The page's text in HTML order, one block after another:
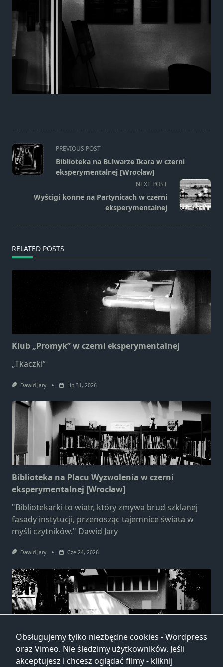
<span
class="nav-
subtitle
reader-
PREVIOUS POST
Biblioteka na Bulwarze Ikara w czerni
eksperymentalnej [Wrocław]
NEXT POST
Wyścigi konne na Partynicach w czerni
eksperymentalnej
RELATED POSTS
Klub „Promyk” w czerni eksperymentalnej
„Tkaczki”
Dawid Jary Lip 31, 2026
Biblioteka na Placu Wyzwolenia w czerni
eksperymentalnej [Wrocław]
"Bibliotekarki to wiatr, który zmywa brud szklanej
fasady instytucji, przenosząc tajemnice świata w
myśli czytników." Dawid Jary
Dawid Jary Cze 24, 2026
Biblioteka przy ulicy Głogowskiej w czerni
eksperymentalnej [Wrocław]
Obsługujemy tylko niezbędne cookies - Wordpress
oraz Vimeo. Nie śledzimy użytkowników. Jeśli
akceptujesz i chcesz oglądać filmy - kliknij